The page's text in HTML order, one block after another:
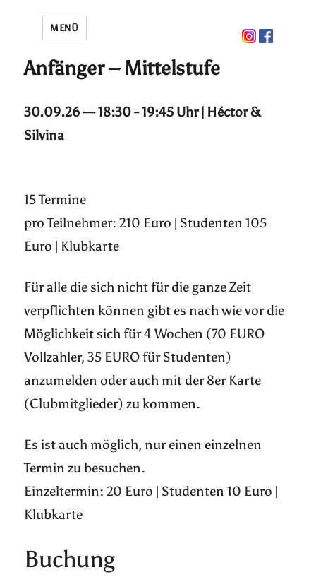
MENÜ
Anfänger – Mittelstufe
30.09.26 — 18:30 - 19:45 Uhr | Héctor &
Silvina
15 Termine
pro Teilnehmer: 210 Euro | Studenten 105
Euro | Klubkarte
Für alle die sich nicht für die ganze Zeit
verpflichten können gibt es nach wie vor die
Möglichkeit sich für 4 Wochen (70 EURO
Vollzahler, 35 EURO für Studenten)
anzumelden oder auch mit der 8er Karte
(Clubmitglieder) zu kommen.
Es ist auch möglich, nur einen einzelnen
Termin zu besuchen.
Einzeltermin: 20 Euro | Studenten 10 Euro |
Klubkarte
Buchung